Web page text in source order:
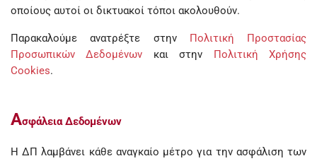
οποίους αυτοί οι δικτυακοί τόποι ακολουθούν.
Παρακαλούμε ανατρέξτε στην Πολιτική Προστασίας
Προσωπικών Δεδομένων και στην Πολιτική Χρήσης
Cookies.
Ασφάλεια Δεδομένων
Η ΔΠ λαμβάνει κάθε αναγκαίο μέτρο για την ασφάλιση των